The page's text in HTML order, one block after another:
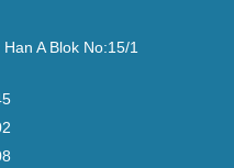
A Blok No:15/1